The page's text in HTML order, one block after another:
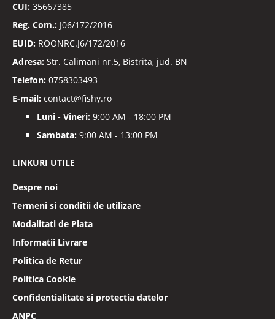
CUI: 35667385
Reg. Com.: J06/172/2016
EUID: ROONRC.J6/172/2016
Adresa: Str. Calimani nr.5, Bistrita, jud. BN
Telefon: 0758303493
E-mail: contact@fishy.ro
Luni - Vineri: 9:00 AM - 18:00 PM
Sambata: 9:00 AM - 13:00 PM
LINKURI UTILE
Despre noi
Termeni si conditii de utilizare
Modalitati de Plata
Informatii Livrare
Politica de Retur
Politica Cookie
Confidentialitate si protectia datelor
ANPC